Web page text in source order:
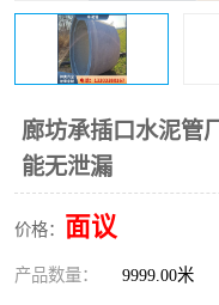
廊坊承插口水泥管
能无泄漏
价格： 面议
产品数量： 9999.00米